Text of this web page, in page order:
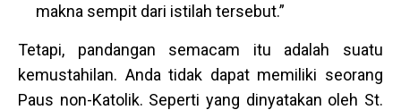
makna sempit dari istilah tersebut.”
Tetapi, pandangan semacam itu adalah suatu
kemustahilan. Anda tidak dapat memiliki seorang
Paus non-Katolik. Seperti yang dinyatakan oleh St.